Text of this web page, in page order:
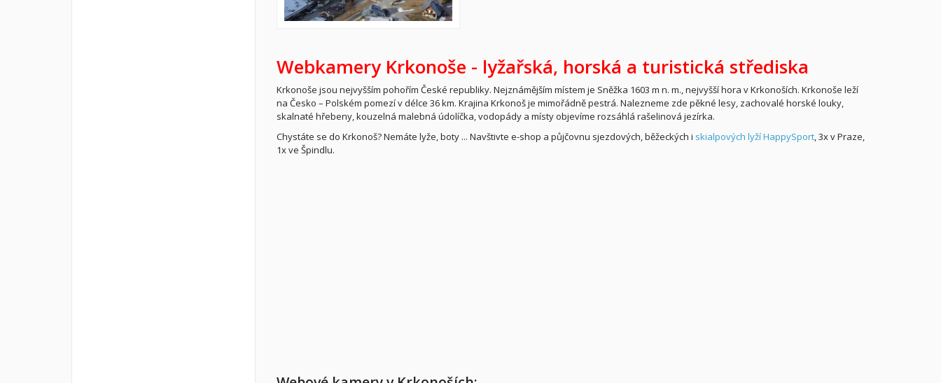
Webkamery Krkonoše - lyžařská, horská a turistická střediska
Krkonoše jsou nejvyšším pohořím České republiky. Nejznámějším místem je Sněžka 1603 m n. m., nejvyšší hora v Krkonoších. Krkonoše leží
na Česko – Polském pomezí v délce 36 km. Krajina Krkonoš je mimořádně pestrá. Nalezneme zde pěkné lesy, zachovalé horské louky,
skalnaté hřebeny, kouzelná malebná údolíčka, vodopády a místy objevíme rozsáhlá rašelinová jezírka.
Chystáte se do Krkonoš? Nemáte lyže, boty ... Navštivte e-shop a půjčovnu sjezdových, běžeckých i skialpových lyží HappySport, 3x v Praze,
1x ve Špindlu.